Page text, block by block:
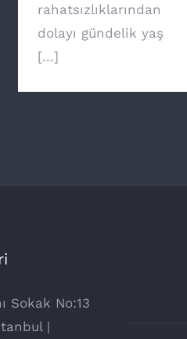
rahatsızlıklarından
dolayı gündelik yaş
[...]
Sokak No:13
|